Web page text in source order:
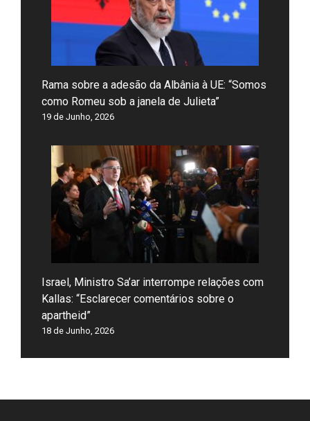
Rama sobre a adesão da Albânia à UE: “Somos
como Romeu sob a janela de Julieta”
19 de Junho, 2026
Israel, Ministro Sa’ar interrompe relações com
Kallas: “Esclarecer comentários sobre o
apartheid”
18 de Junho, 2026